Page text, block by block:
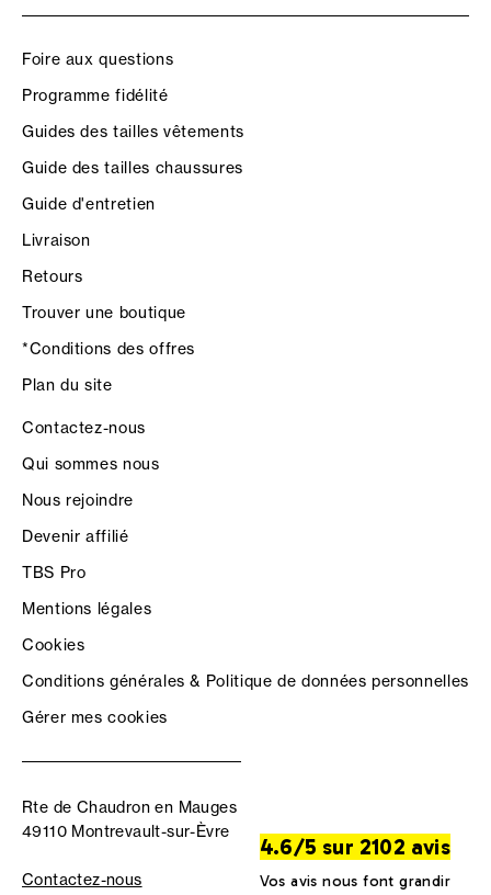
Foire aux questions
Programme fidélité
Guides des tailles vêtements
Guide des tailles chaussures
Guide d'entretien
Livraison
Retours
Trouver une boutique
*Conditions des offres
Plan du site
Contactez-nous
Qui sommes nous
Nous rejoindre
Devenir affilié
TBS Pro
Mentions légales
Cookies
Conditions générales & Politique de données personnelles
Gérer mes cookies
Rte de Chaudron en Mauges
49110 Montrevault-sur-Èvre
Contactez-nous
4.6/5 sur 2102 avis
Vos avis nous font grandir